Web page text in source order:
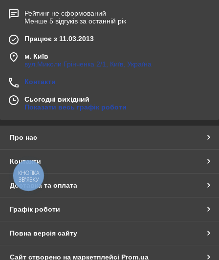
Рейтинг не сформований
Менше 5 відгуків за останній рік
Працює з 11.03.2013
м. Київ
вул.Миколи Грінченка 2/1, Київ, Україна
Контакти
Сьогодні вихідний
Показати весь графік роботи
Про нас
Контакти
Доставка та оплата
Графік роботи
Повна версія сайту
Сайт створено на маркетплейсі Prom.ua
КНОПКА
ЗВ'ЯЗКУ